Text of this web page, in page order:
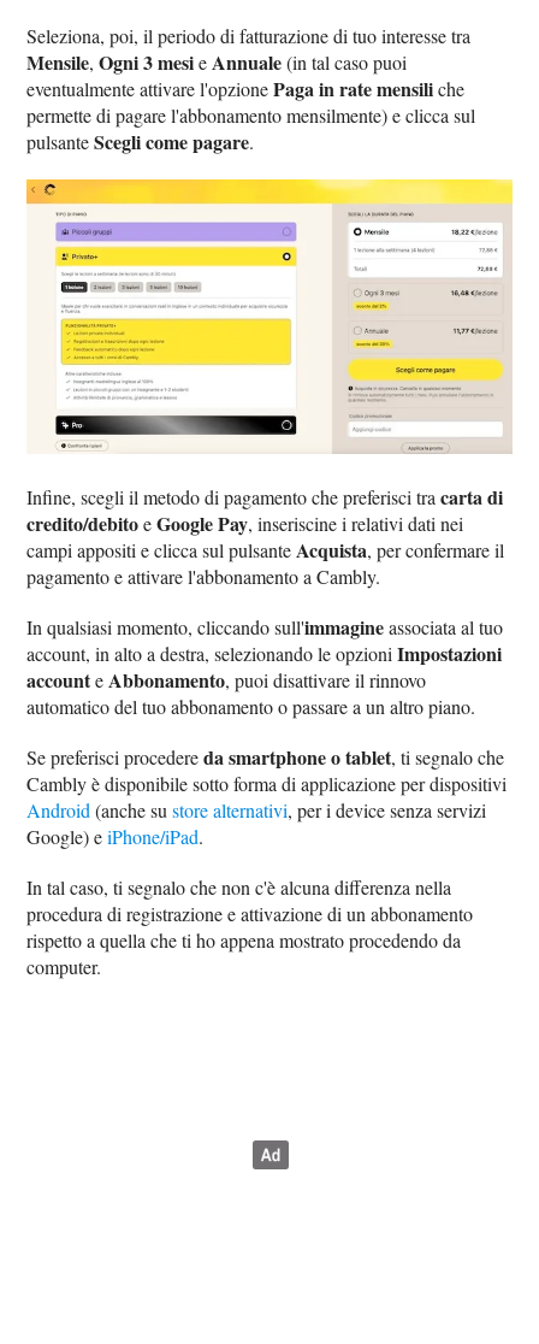
Seleziona, poi, il periodo di fatturazione di tuo interesse tra
Mensile,Ogni 3 mesieAnnuale(in tal caso puoi
eventualmente attivare l'opzionePaga in rate mensiliche
permette di pagare l'abbonamento mensilmente) e clicca sul
pulsanteScegli come pagare.
Infine, scegli il metodo di pagamento che preferisci tracarta di
credito/debitoeGoogle Pay, inseriscine i relativi dati nei
campi appositi e clicca sul pulsante Acquista, per confermare il
pagamento e attivare l'abbonamento a Cambly.
In qualsiasi momento, cliccando sull'immagineassociata al tuo
account, in alto a destra, selezionando le opzioniImpostazioni
accounte Abbonamento, puoi disattivare il rinnovo
automatico del tuo abbonamento o passare a un altro piano.
Se preferisci procedereda smartphone o tablet, ti segnalo che
Cambly è disponibile sotto forma di applicazione per dispositivi
Android (anche sustore alternativi, per i device senza servizi
Google) eiPhone/iPad.
In tal caso, ti segnalo che non c'è alcuna differenza nella
procedura di registrazione e attivazione di un abbonamento
rispetto a quella che ti ho appena mostrato procedendo da
computer.